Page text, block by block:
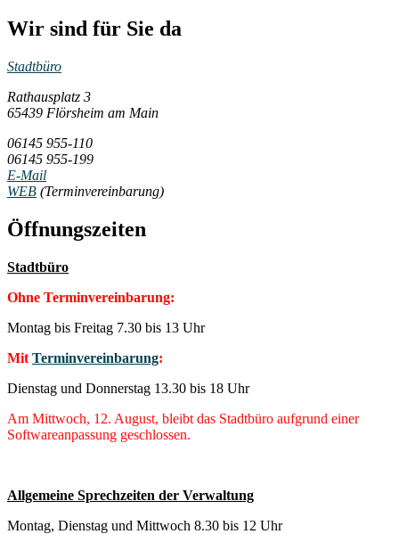
Wir sind für Sie da
Stadtbüro
Rathausplatz 3
65439 Flörsheim am Main
06145 955-110
06145 955-199
E-Mail
WEB (Terminvereinbarung)
Öffnungszeiten
Stadtbüro
Ohne Terminvereinbarung:
Montag bis Freitag 7.30 bis 13 Uhr
Mit Terminvereinbarung:
Dienstag und Donnerstag 13.30 bis 18 Uhr
Am Mittwoch, 12. August, bleibt das Stadtbüro aufgrund einer
Softwareanpassung geschlossen.
Allgemeine Sprechzeiten der Verwaltung
Montag, Dienstag und Mittwoch 8.30 bis 12 Uhr